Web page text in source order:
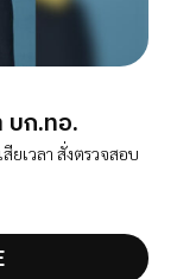
บก.ทอ.
ยเวลา สั่งตรวจสอบ